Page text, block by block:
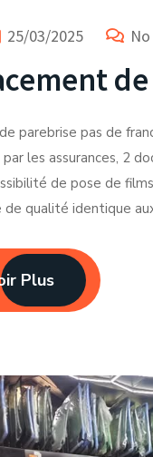
25/03/2025
parebrise pas de
les assurances, 2
de pose de
qualité identique
Plus